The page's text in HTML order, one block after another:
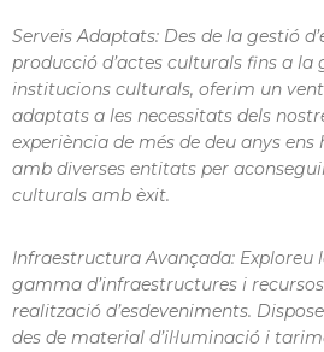
Serveis Adaptats: Des de la gestió
producció d’actes culturals fins a la
institucions culturals, oferim un
adaptats a les necessitats dels
experiència de més de deu anys ens
amb diverses entitats per
culturals amb èxit.
Infraestructura Avançada: Exploreu
gamma d’infraestructures i
realització d’esdeveniments.
des de material d’il·luminació i